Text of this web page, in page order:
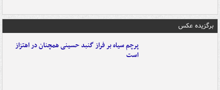
برگزیده عکس
پرچم سیاه بر فراز گنبد حسینی همچنان در اهتزاز
است